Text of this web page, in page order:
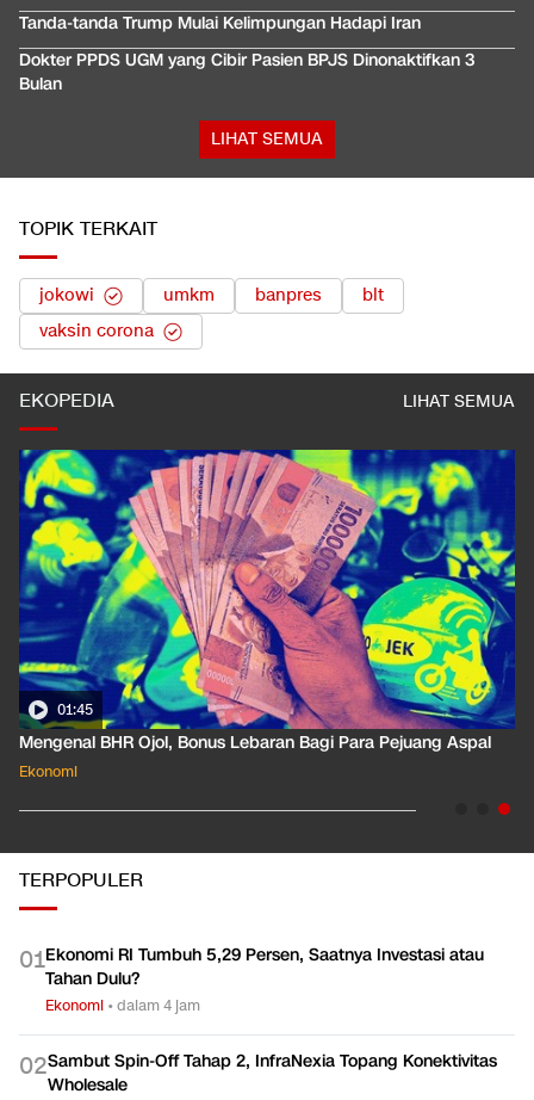
Tanda-tanda Trump Mulai Kelimpungan Hadapi Iran
Dokter PPDS UGM yang Cibir Pasien BPJS Dinonaktifkan 3
Bulan
LIHAT SEMUA
TOPIK TERKAIT
jokowi umkm banpres
blt
vaksin corona
EKOPEDIA LIHAT SEMUA
01:35
Pahami Dampak Kenaikan Suku Bunga Acuan ke Cicilan KPR
Ekonomi
TERPOPULER
01Ekonomi RI Tumbuh 5,29 Persen, Saatnya Investasi atau
Tahan Dulu?
Ekonomi •dalam 4 jam
02Sambut Spin-Off Tahap 2, InfraNexia Topang Konektivitas
Wholesale